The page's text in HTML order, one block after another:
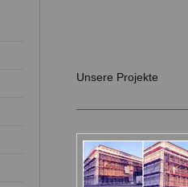
Unsere Projekte